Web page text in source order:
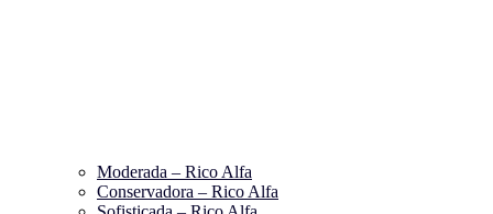
Moderada – Rico Alfa
Conservadora – Rico Alfa